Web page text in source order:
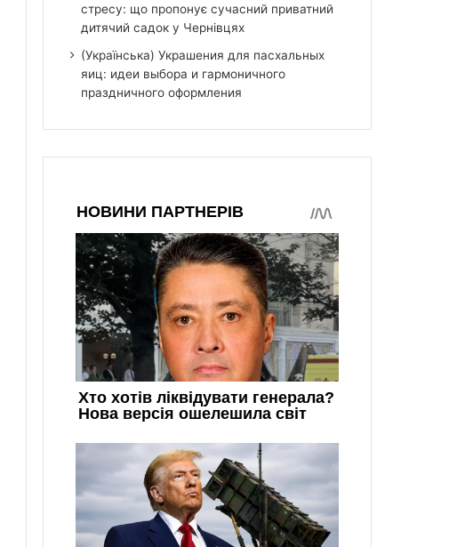
стресу: що пропонує сучасний приватний
дитячий садок у Чернівцях
(Українська) Украшения для пасхальных
яиц: идеи выбора и гармоничного
праздничного оформления